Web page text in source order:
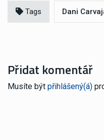
Tags Dani
Přidat komentář
Musíte být přihlášený(á)